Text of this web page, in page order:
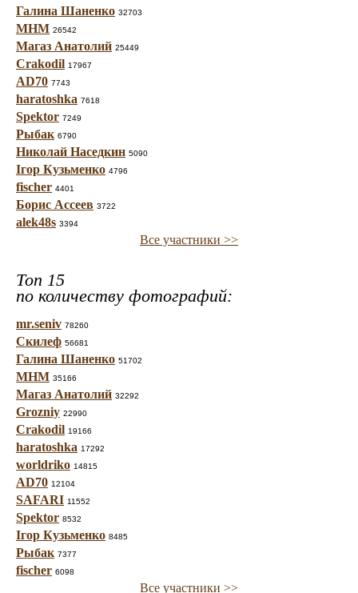
Галина Шаненко 32703
МНМ 26542
Магаз Анатолий 25449
Crakodil 17967
AD70 7743
haratoshka 7618
Spektor 7249
Рыбак 6790
Николай Наседкин 5090
Ігор Кузьменко 4796
fischer 4401
Борис Ассеев 3722
alek48s 3394
Все участники >>
Топ 15
по количеству фотографий:
mr.seniv 78260
Скилеф 56681
Галина Шаненко 51702
МНМ 35166
Магаз Анатолий 32292
Grozniy 22990
Crakodil 19166
haratoshka 17292
worldriko 14815
AD70 12104
SAFARI 11552
Spektor 8532
Ігор Кузьменко 8485
Рыбак 7377
fischer 6098
Все участники >>